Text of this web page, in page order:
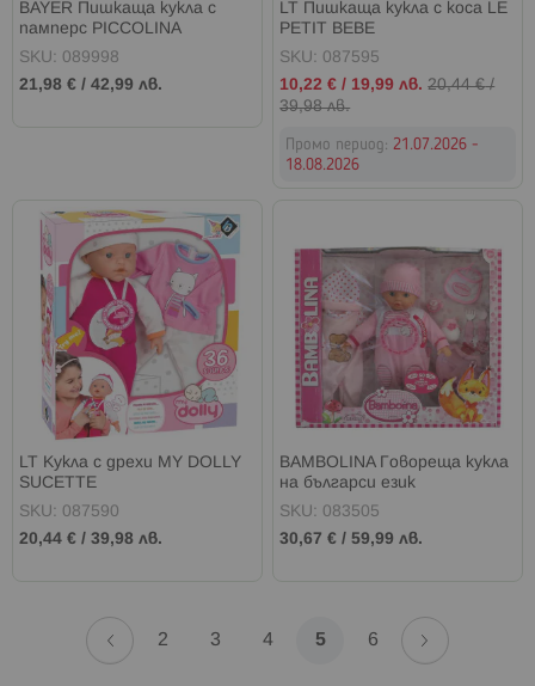
BAYER Пишкаща кукла с
памперс PICCOLINA
SKU: 089998
21,98 € / 42,99 лв.
LT Пишкаща кукла с коса LE
PETIT BEBE
SKU: 087595
Промо
цена
10,22 € / 19,99 лв. 20,44 €/
39,98 лв.
Промо период:21.07.2026 -
18.08.2026
LT Кукла с дрехи MY DOLLY
SUCETTE
SKU: 087590
20,44 € / 39,98 лв.
BAMBOLINA Говореща кукла
на българси език
SKU: 083505
30,67 € / 59,99 лв.
Страница
Назад
Страница
2 Страница
3 Страница
4 В
5 Страница
6
Страница
Напред